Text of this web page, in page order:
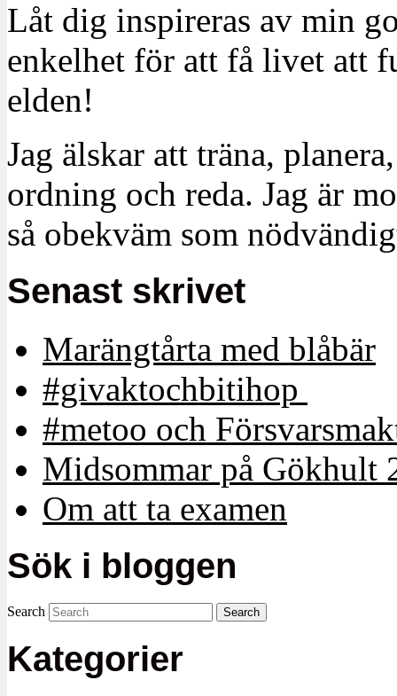
Låt dig inspireras av min
enkelhet för att få livet att
elden!
Jag älskar att träna,
ordning och reda. Jag är
så obekväm som
Senast skrivet
Marängtårta med blåbär
#givaktochbitihop
#metoo och
Midsommar på Gökhult
Om att ta examen
Sök i bloggen
Search
Kategorier